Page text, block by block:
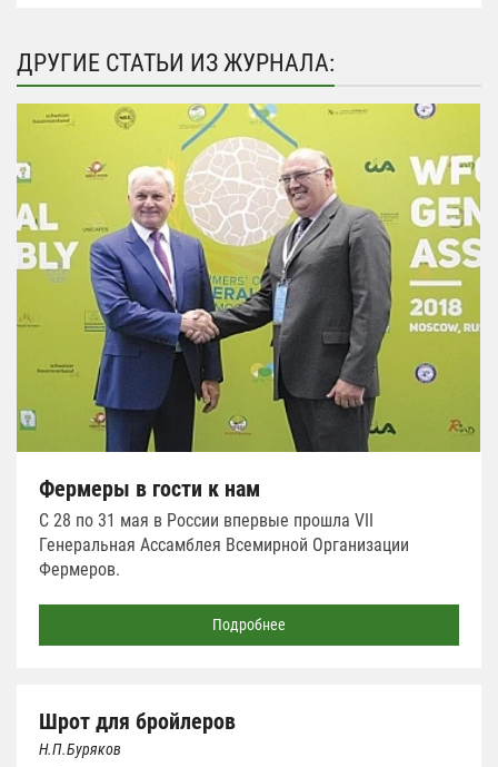
ДРУГИЕ СТАТЬИ ИЗ ЖУРНАЛА:
Фермеры в гости к нам
C 28 по 31 мая в России впервые прошла VII
Генеральная Ассамблея Всемирной Организации
Фермеров.
Подробнее
Шрот для бройлеров
Н.П.Буряков